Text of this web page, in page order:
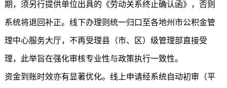
期，须另行提供单位出具的《劳动关系终止确认函》，否则
系统将退回补正。线下办理则统一归口至各地州市公积金管
理中心服务大厅，不再受理县（市、区）级管理部直接受
理，此举旨在强化审核专业性与政策执行一致性。
资金到账时效亦有显著优化。线上申请经系统自动初审（平